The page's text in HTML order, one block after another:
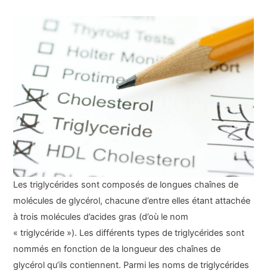
Les triglycérides sont composés de longues chaînes de
molécules de glycérol, chacune d’entre elles étant attachée
à trois molécules d’acides gras (d’où le nom
« triglycéride »). Les différents types de triglycérides sont
nommés en fonction de la longueur des chaînes de
glycérol qu’ils contiennent. Parmi les noms de triglycérides